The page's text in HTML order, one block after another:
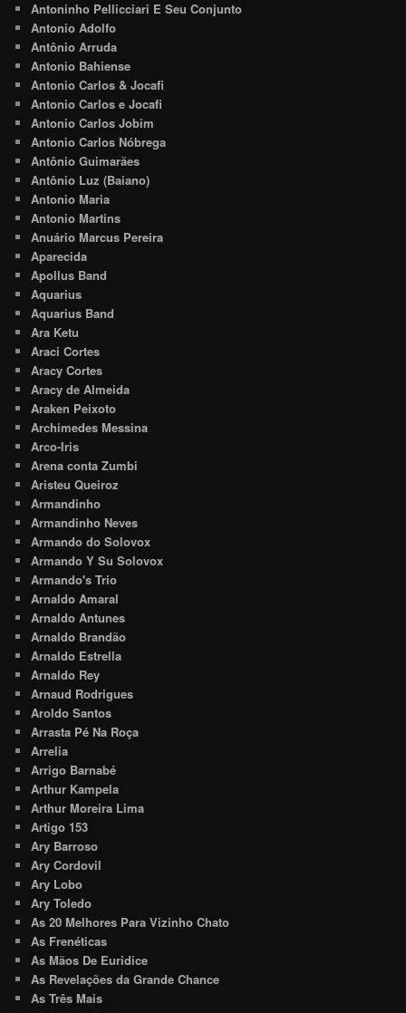
Antoninho Pellicciari E Seu Conjunto
Antonio Adolfo
Antônio Arruda
Antonio Bahiense
Antonio Carlos & Jocafi
Antonio Carlos e Jocafi
Antonio Carlos Jobim
Antonio Carlos Nóbrega
Antônio Guimarães
Antônio Luz (Baiano)
Antonio Maria
Antonio Martins
Anuário Marcus Pereira
Aparecida
Apollus Band
Aquarius
Aquarius Band
Ara Ketu
Araci Cortes
Aracy Cortes
Aracy de Almeida
Araken Peixoto
Archimedes Messina
Arco-Iris
Arena conta Zumbi
Aristeu Queiroz
Armandinho
Armandinho Neves
Armando do Solovox
Armando Y Su Solovox
Armando's Trio
Arnaldo Amaral
Arnaldo Antunes
Arnaldo Brandão
Arnaldo Estrella
Arnaldo Rey
Arnaud Rodrigues
Aroldo Santos
Arrasta Pé Na Roça
Arrelia
Arrigo Barnabé
Arthur Kampela
Arthur Moreira Lima
Artigo 153
Ary Barroso
Ary Cordovil
Ary Lobo
Ary Toledo
As 20 Melhores Para Vizinho Chato
As Frenéticas
As Mãos De Euridice
As Revelações da Grande Chance
As Três Mais